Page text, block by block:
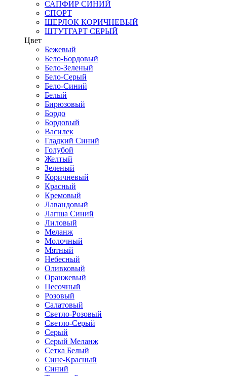
САПФИР СИНИЙ
СПОРТ
ШЕРЛОК КОРИЧНЕВЫЙ
ШТУТГАРТ СЕРЫЙ
Цвет
Бежевый
Бело-Бордовый
Бело-Зеленый
Бело-Серый
Бело-Синий
Белый
Бирюзовый
Бордо
Бордовый
Василек
Гладкий Синий
Голубой
Желтый
Зеленый
Коричневый
Красный
Кремовый
Лавандовый
Лапша Синий
Лиловый
Меланж
Молочный
Мятный
Небесный
Оливковый
Оранжевый
Песочный
Розовый
Салатовый
Светло-Розовый
Светло-Серый
Серый
Серый Меланж
Сетка Белый
Сине-Красный
Синий